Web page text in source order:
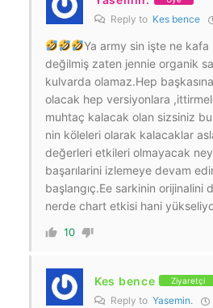
Reply to Kes bence
Ya army sin işte ne kafa
değilmiş zaten jennie organik
kulvarda olamaz.Hep
olacak hep versiyonlara
muhtaç kalacak olan sizsiniz
nin köleleri olarak kalacaklar
değerleri etkileri olmayacak
başarılarini izlemeye devam
başlangıç.Ee sarkinin orijinalini
nerde chart etkisi hani
10
Kes bence Ziyaretçi
Reply to Yasemin.